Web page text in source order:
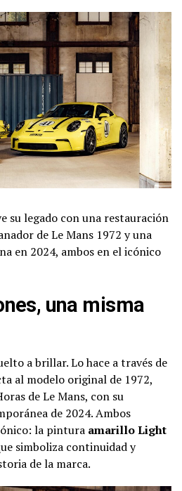
su legado con una restauración
de Le Mans 1972 y una
en 2024, ambos en el icónico
una misma
a brillar. Lo hace a través de
al modelo original de 1972,
de Le Mans, con su
de 2024. Ambos
la pintura amarillo Light
simboliza continuidad y
de la marca.